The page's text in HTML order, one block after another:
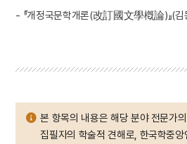
- 『개정국문학개론(改訂國文學槪論)』(
본 항목의 내용은 해당 분야 전문가
집필자의 학술적 견해로, 한국학중